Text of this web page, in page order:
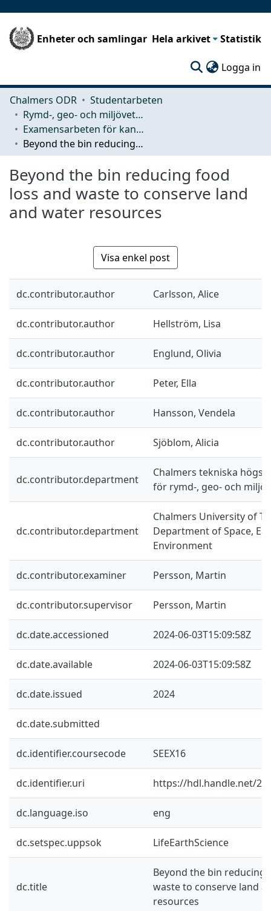
Enheter och samlingar Hela arkivet Statistik
Logga in
Chalmers ODR
Studentarbeten
Rymd-, geo- och miljövetenskap (SEE)
Examensarbeten för kandidatexamen
Beyond the bin reducing food loss and waste to conserve land and water resources
Beyond the bin reducing food
loss and waste to conserve land
and water resources
Visa enkel post
dc.contributor.author Carlsson, Alice
dc.contributor.author Hellström, Lisa
dc.contributor.author Englund, Olivia
dc.contributor.author Peter, Ella
dc.contributor.author Hansson, Vendela
dc.contributor.author Sjöblom, Alicia
dc.contributor.department
Chalmers tekniska
för rymd-, geo- och
dc.contributor.department
Chalmers University of
Department of Space,
Environment
dc.contributor.examiner Persson, Martin
dc.contributor.supervisor Persson, Martin
dc.date.accessioned 2024-06-03T15:09:58Z
dc.date.available 2024-06-03T15:09:58Z
dc.date.issued 2024
dc.date.submitted
dc.identifier.coursecode SEEX16
dc.identifier.uri https://hdl.handle.net/
dc.language.iso eng
dc.setspec.uppsok LifeEarthScience
dc.title
Beyond the bin reducing
waste to conserve land
resources